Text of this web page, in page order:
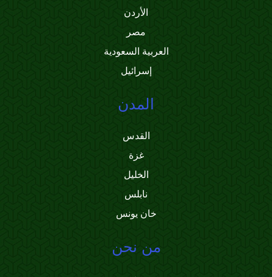
الأردن
مصر
العربية السعودية
إسرائيل
المدن
القدس
غزة
الخليل
نابلس
خان يونس
من نحن